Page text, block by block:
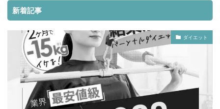
新着記事
ダイエット